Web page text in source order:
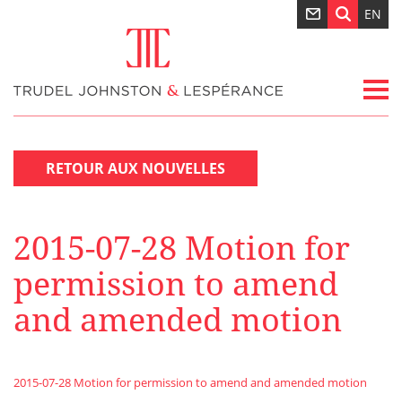
EN
RETOUR AUX NOUVELLES
2015-07-28 Motion for
permission to amend
and amended motion
2015-07-28 Motion for permission to amend and amended motion